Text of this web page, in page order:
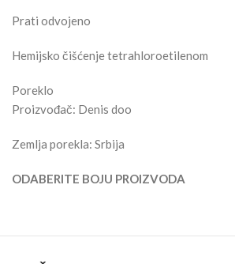
Prati odvojeno
Hemijsko čišćenje tetrahloroetilenom
Poreklo
Proizvođač: Denis doo
Zemlja porekla: Srbija
ODABERITE BOJU PROIZVODA